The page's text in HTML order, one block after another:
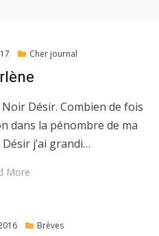
Cher journal
Désir. Combien de fois
dans la pénombre de ma
j’ai grandi…
More
Brèves